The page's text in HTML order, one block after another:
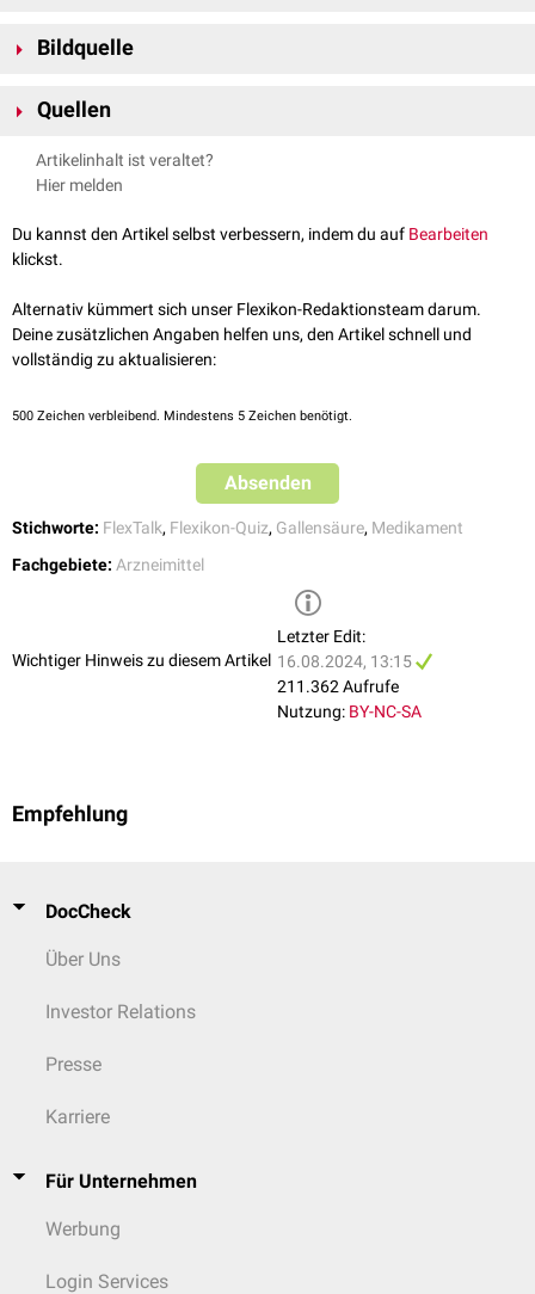
Bildquelle
Bildquelle für Flexikon-Quiz: © Arya Kratos /
Quellen
Karow, Langroth; Allgemeine und spezielle Pharmakologie, 17. Aufl.;
Artikelinhalt ist veraltet?
Hier melden
Du kannst den Artikel selbst verbessern, indem du auf Bearbeiten
klickst.
Alternativ kümmert sich unser Flexikon-Redaktionsteam darum.
Deine zusätzlichen Angaben helfen uns, den Artikel schnell und
vollständig zu aktualisieren:
500 Zeichen verbleibend. Mindestens 5 Zeichen benötigt.
Absenden
Stichworte: FlexTalk, Flexikon-Quiz, Gallensäure, Medikament
Fachgebiete: Arzneimittel
Wichtiger Hinweis zu diesem Artikel
Letzter Edit:
16.08.2024, 13:15
211.362 Aufrufe
Nutzung: BY-NC-SA
Empfehlung
DocCheck
Über Uns
Investor Relations
Presse
Karriere
Für Unternehmen
Werbung
Login Services